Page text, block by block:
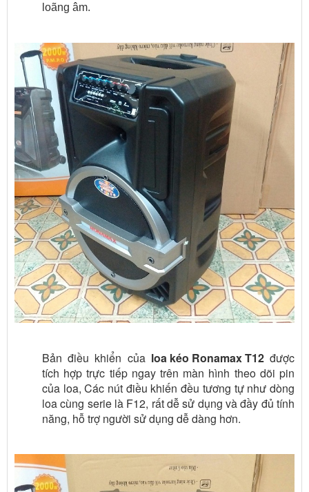
loãng âm.
Bản điều khiển của loa kéo Ronamax T12được
tích hợp trực tiếp ngay trên màn hình theo dõi pin
của loa, Các nút điều khiến đều tương tự như dòng
loa cùng serie là F12, rất dễ sử dụng và đầy đủ tính
năng, hỗ trợ người sử dụng dễ dàng hơn.